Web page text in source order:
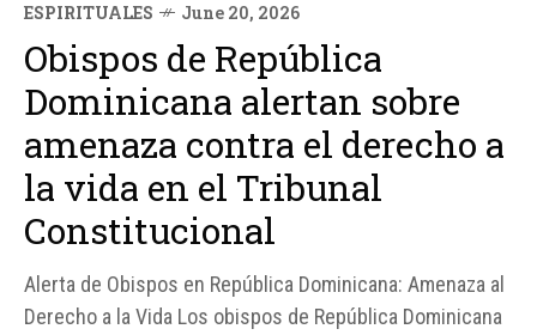
ESPIRITUALES June 20, 2026
Obispos de República
Dominicana alertan sobre
amenaza contra el derecho a
la vida en el Tribunal
Constitucional
Alerta de Obispos en República Dominicana: Amenaza al
Derecho a la Vida Los obispos de República Dominicana